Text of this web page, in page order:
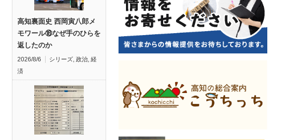
高知裏面史 西岡寅八郎メ
モワール⑱なぜ手のひらを
返したのか
2026/8/6 シリーズ, 政治, 経
済